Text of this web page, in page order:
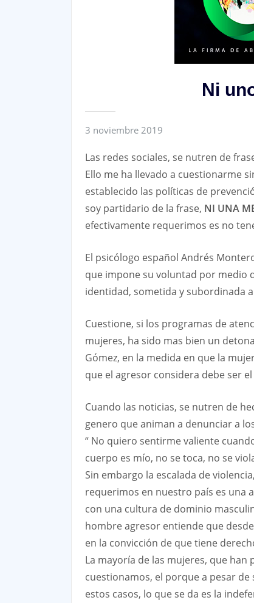
Ni
3 noviembre 2019
Las redes sociales, se nutren de
Ello me ha llevado a cuestionarme
establecido las políticas de
soy partidario de la frase, NI UNA
efectivamente requerimos es no
El psicólogo español Andrés
que impone su voluntad por medio
identidad, sometida y subordinada a
Cuestione, si los programas de
mujeres, ha sido mas bien un
Gómez, en la medida en que la
que el agresor considera debe ser
Cuando las noticias, se nutren de
genero que animan a denunciar a
“ No quiero sentirme valiente
cuerpo es mío, no se toca, no se
Sin embargo la escalada de
requerimos en nuestro país es una
con una cultura de dominio
hombre agresor entiende que
en la convicción de que tiene
La mayoría de las mujeres, que
cuestionamos, el porque a pesar
estos casos, lo que se da es la